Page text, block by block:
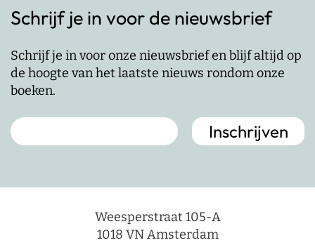
Schrijf je in voor de nieuwsbrief
Schrijf je in voor onze nieuwsbrief en blijf altijd op
de hoogte van het laatste nieuws rondom onze
boeken.
Weesperstraat 105-A
1018 VN Amsterdam